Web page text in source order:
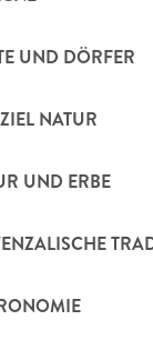
UND DÖRFER
NATUR
UND ERBE
les-Pins